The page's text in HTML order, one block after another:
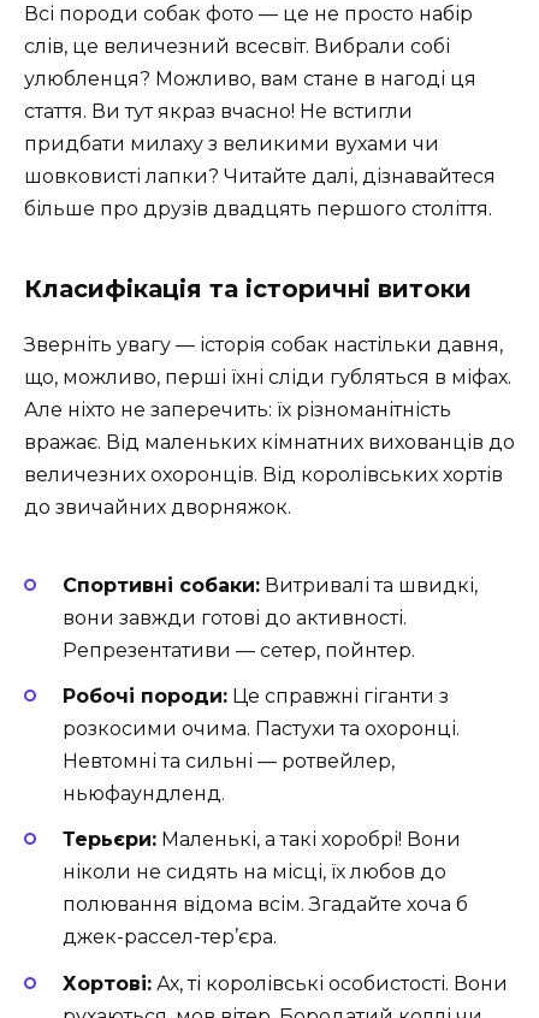
Всі породи собак фото — це не просто набір
слів, це величезний всесвіт. Вибрали собі
улюбленця? Можливо, вам стане в нагоді ця
стаття. Ви тут якраз вчасно! Не встигли
придбати милаху з великими вухами чи
шовковисті лапки? Читайте далі, дізнавайтеся
більше про друзів двадцять першого століття.
Класифікація та історичні витоки
Зверніть увагу — історія собак настільки давня,
що, можливо, перші їхні сліди губляться в міфах.
Але ніхто не заперечить: їх різноманітність
вражає. Від маленьких кімнатних вихованців до
величезних охоронців. Від королівських хортів
до звичайних дворняжок.
Спортивні собаки: Витривалі та швидкі,
вони завжди готові до активності.
Репрезентативи — сетер, пойнтер.
Робочі породи: Це справжні гіганти з
розкосими очима. Пастухи та охоронці.
Невтомні та сильні — ротвейлер,
ньюфаундленд.
Терьєри: Маленькі, а такі хоробрі! Вони
ніколи не сидять на місці, їх любов до
полювання відома всім. Згадайте хоча б
джек-рассел-тер’єра.
Хортові: Ах, ті королівські особистості. Вони